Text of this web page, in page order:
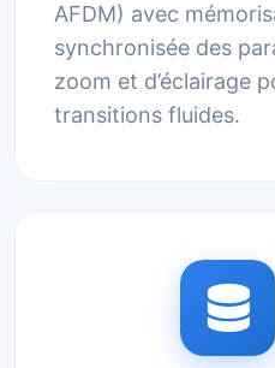
AFDM) avec
synchronisée des
zoom et d’éclairage
transitions fluides.